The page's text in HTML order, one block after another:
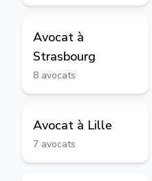
Avocat à
Strasbourg
8 avocats
Avocat à Lille
7 avocats